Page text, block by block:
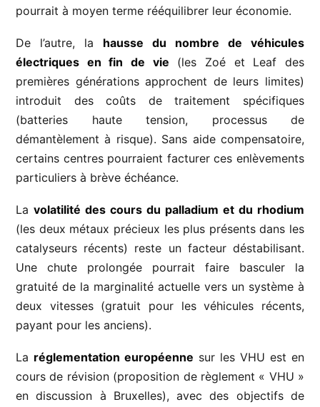
pourrait à moyen terme rééquilibrer leur économie.
De l’autre, la hausse du nombre de véhicules
électriques en fin de vie (les Zoé et Leaf des
premières générations approchent de leurs limites)
introduit des coûts de traitement spécifiques
(batteries haute tension, processus de
démantèlement à risque). Sans aide compensatoire,
certains centres pourraient facturer ces enlèvements
particuliers à brève échéance.
La volatilité des cours du palladium et du rhodium
(les deux métaux précieux les plus présents dans les
catalyseurs récents) reste un facteur déstabilisant.
Une chute prolongée pourrait faire basculer la
gratuité de la marginalité actuelle vers un système à
deux vitesses (gratuit pour les véhicules récents,
payant pour les anciens).
La réglementation européenne sur les VHU est en
cours de révision (proposition de règlement « VHU »
en discussion à Bruxelles), avec des objectifs de